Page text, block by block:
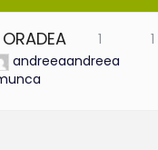
andreeaandreea
1 1